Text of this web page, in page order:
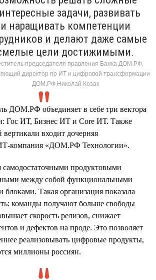
задачи, развивать
и наращивать компетенции
и делают даже самые
цели достижимыми.
председателя правления Банка ДОМ.РФ,
директор по ИТ и цифровой трансформации
ДОМ.РФ Николай Козак
ДОМ.РФ объединяет в себе три вектора
Гос ИТ, Бизнес ИТ и Core ИТ. Также
входит дочерняя
компания «ДОМ.РФ Технологии».
самодостаточными продуктовыми
между собой функциональными
Такая организация показала
команды получают больше свободы
скорость релизов, снижает
и дефектов на проде. Это позволяет
реализовывать цифровые продукты,
миллионы россиян.